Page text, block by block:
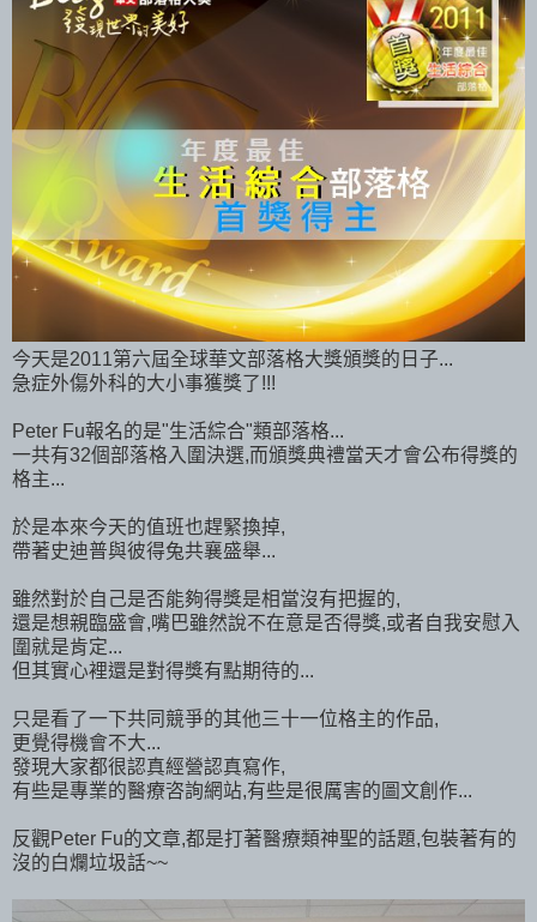
今天是2011第六屆全球華文部落格大獎頒獎的日子...
急症外傷外科的大小事獲獎了!!!
Peter Fu報名的是"生活綜合"類部落格...
一共有32個部落格入圍決選,而頒獎典禮當天才會公布得獎的
格主...
於是本來今天的值班也趕緊換掉,
帶著史迪普與彼得兔共襄盛舉...
雖然對於自己是否能夠得獎是相當沒有把握的,
還是想親臨盛會,嘴巴雖然說不在意是否得獎,或者自我安慰入
圍就是肯定...
但其實心裡還是對得獎有點期待的...
只是看了一下共同競爭的其他三十一位格主的作品,
更覺得機會不大...
發現大家都很認真經營認真寫作,
有些是專業的醫療咨詢網站,有些是很厲害的圖文創作...
反觀Peter Fu的文章,都是打著醫療類神聖的話題,包裝著有的
沒的白爛垃圾話~~